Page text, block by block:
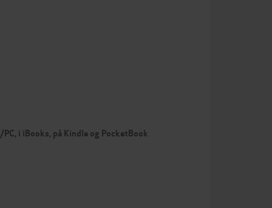
i iBooks, på Kindle og PocketBook